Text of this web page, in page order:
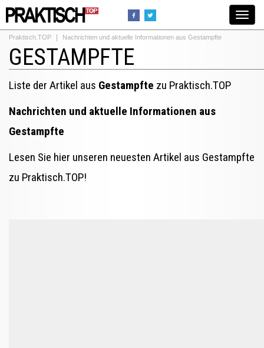
Toggle
Praktisch.TOP Nachrichten und aktuelle Informationen aus Gestampfte
GESTAMPFTE
Liste der Artikel aus Gestampfte zu Praktisch.TOP
Nachrichten und aktuelle Informationen aus
Gestampfte
Lesen Sie hier unseren neuesten Artikel aus Gestampfte
zu Praktisch.TOP!